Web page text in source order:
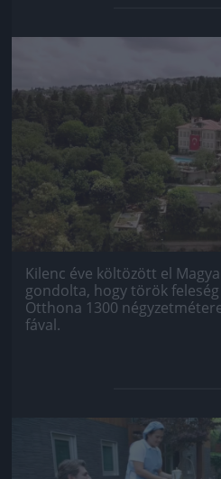
Kilenc éve költözött el
gondolta, hogy török
Otthona 1300
fával.
Jön